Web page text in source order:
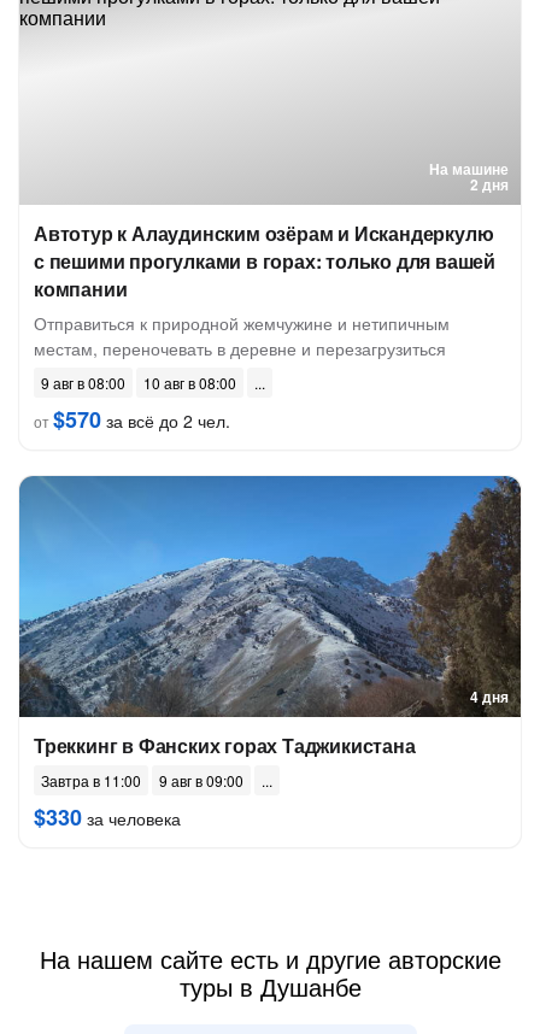
На машине
2 дня
Автотур к Алаудинским озёрам и Искандеркулю
с пешими прогулками в горах: только для вашей
компании
Отправиться к природной жемчужине и нетипичным
местам, переночевать в деревне и перезагрузиться
9 авг в 08:00
10 авг в 08:00
от$570 за всё до 2 чел.
4 дня
Треккинг в Фанских горах Таджикистана
Завтра в 11:00 9 авг в 09:00
$330 за человека
На нашем сайте есть и другие авторские
туры в Душанбе